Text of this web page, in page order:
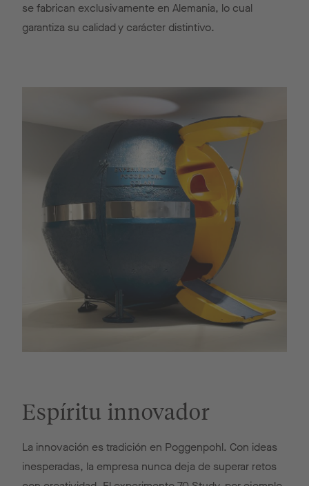
se fabrican exclusivamente en Alemania, lo cual
garantiza su calidad y carácter distintivo.
Espíritu innovador
La innovación es tradición en Poggenpohl. Con ideas
inesperadas, la empresa nunca deja de superar retos